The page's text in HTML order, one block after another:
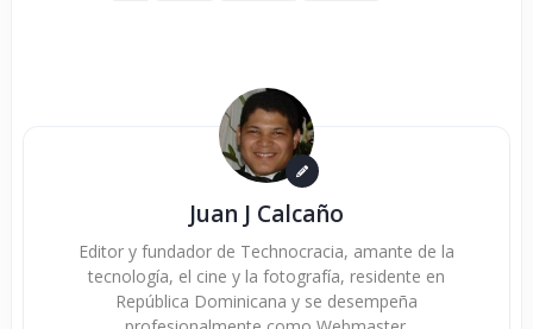
Juan J Calcaño
Editor y fundador de Technocracia, amante de la
tecnología, el cine y la fotografía, residente en
República Dominicana y se desempeña